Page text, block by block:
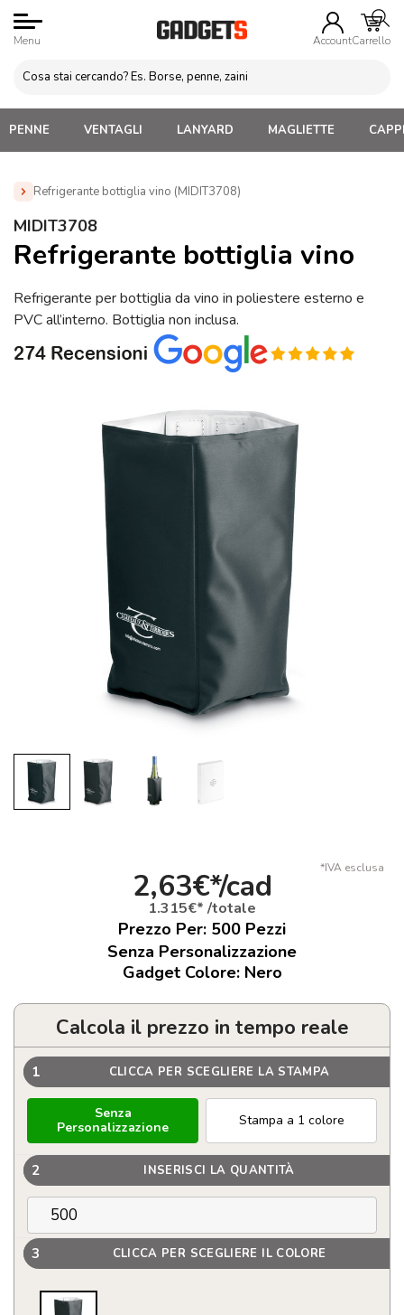
Menu AccountCarrello
PENNE VENTAGLI LANYARD MAGLIETTE
Refrigerante bottiglia vino (MIDIT3708)
Home » Gadget Vino
MIDIT3708
Refrigerante bottiglia vino
Refrigerante per bottiglia da vino in poliestere esterno e
PVC all’interno. Bottiglia non inclusa.
*IVA esclusa
2,63€*/cad
1.315€* /totale
Prezzo Per: 500 Pezzi
Senza Personalizzazione
Gadget Colore: Nero
Calcola il prezzo in tempo reale
1 CLICCA PER SCEGLIERE LA STAMPA
Senza
Personalizzazione
Stampa a 1 colore
2 INSERISCI LA QUANTITÀ
3 CLICCA PER SCEGLIERE IL COLORE